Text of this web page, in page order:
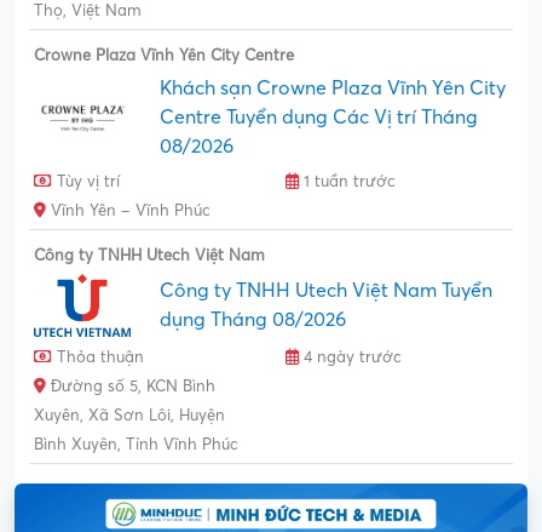
Thọ, Việt Nam
Crowne Plaza Vĩnh Yên City Centre
Khách sạn Crowne Plaza Vĩnh Yên City
Centre Tuyển dụng Các Vị trí Tháng
08/2026
Tùy vị trí
1 tuần trước
Vĩnh Yên – Vĩnh Phúc
Công ty TNHH Utech Việt Nam
Công ty TNHH Utech Việt Nam Tuyển
dụng Tháng 08/2026
Thỏa thuận
4 ngày trước
Đường số 5, KCN Bình
Xuyên, Xã Sơn Lôi, Huyện
Bình Xuyên, Tỉnh Vĩnh Phúc